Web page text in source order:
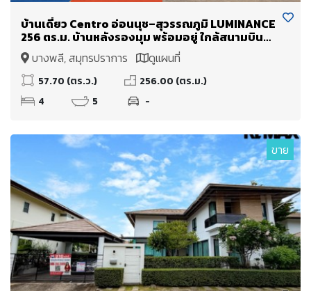
บ้านเดี่ยว Centro อ่อนนุช–สุวรรณภูมิ LUMINANCE
256 ตร.ม. บ้านหลังรองมุม พร้อมอยู่ ใกล้สนามบิน
สุวรรณภูมิ
บางพลี, สมุทรปราการ ดูแผนที่
57.70 (ตร.ว.)
256.00 (ตร.ม.)
4
5 -
ขาย